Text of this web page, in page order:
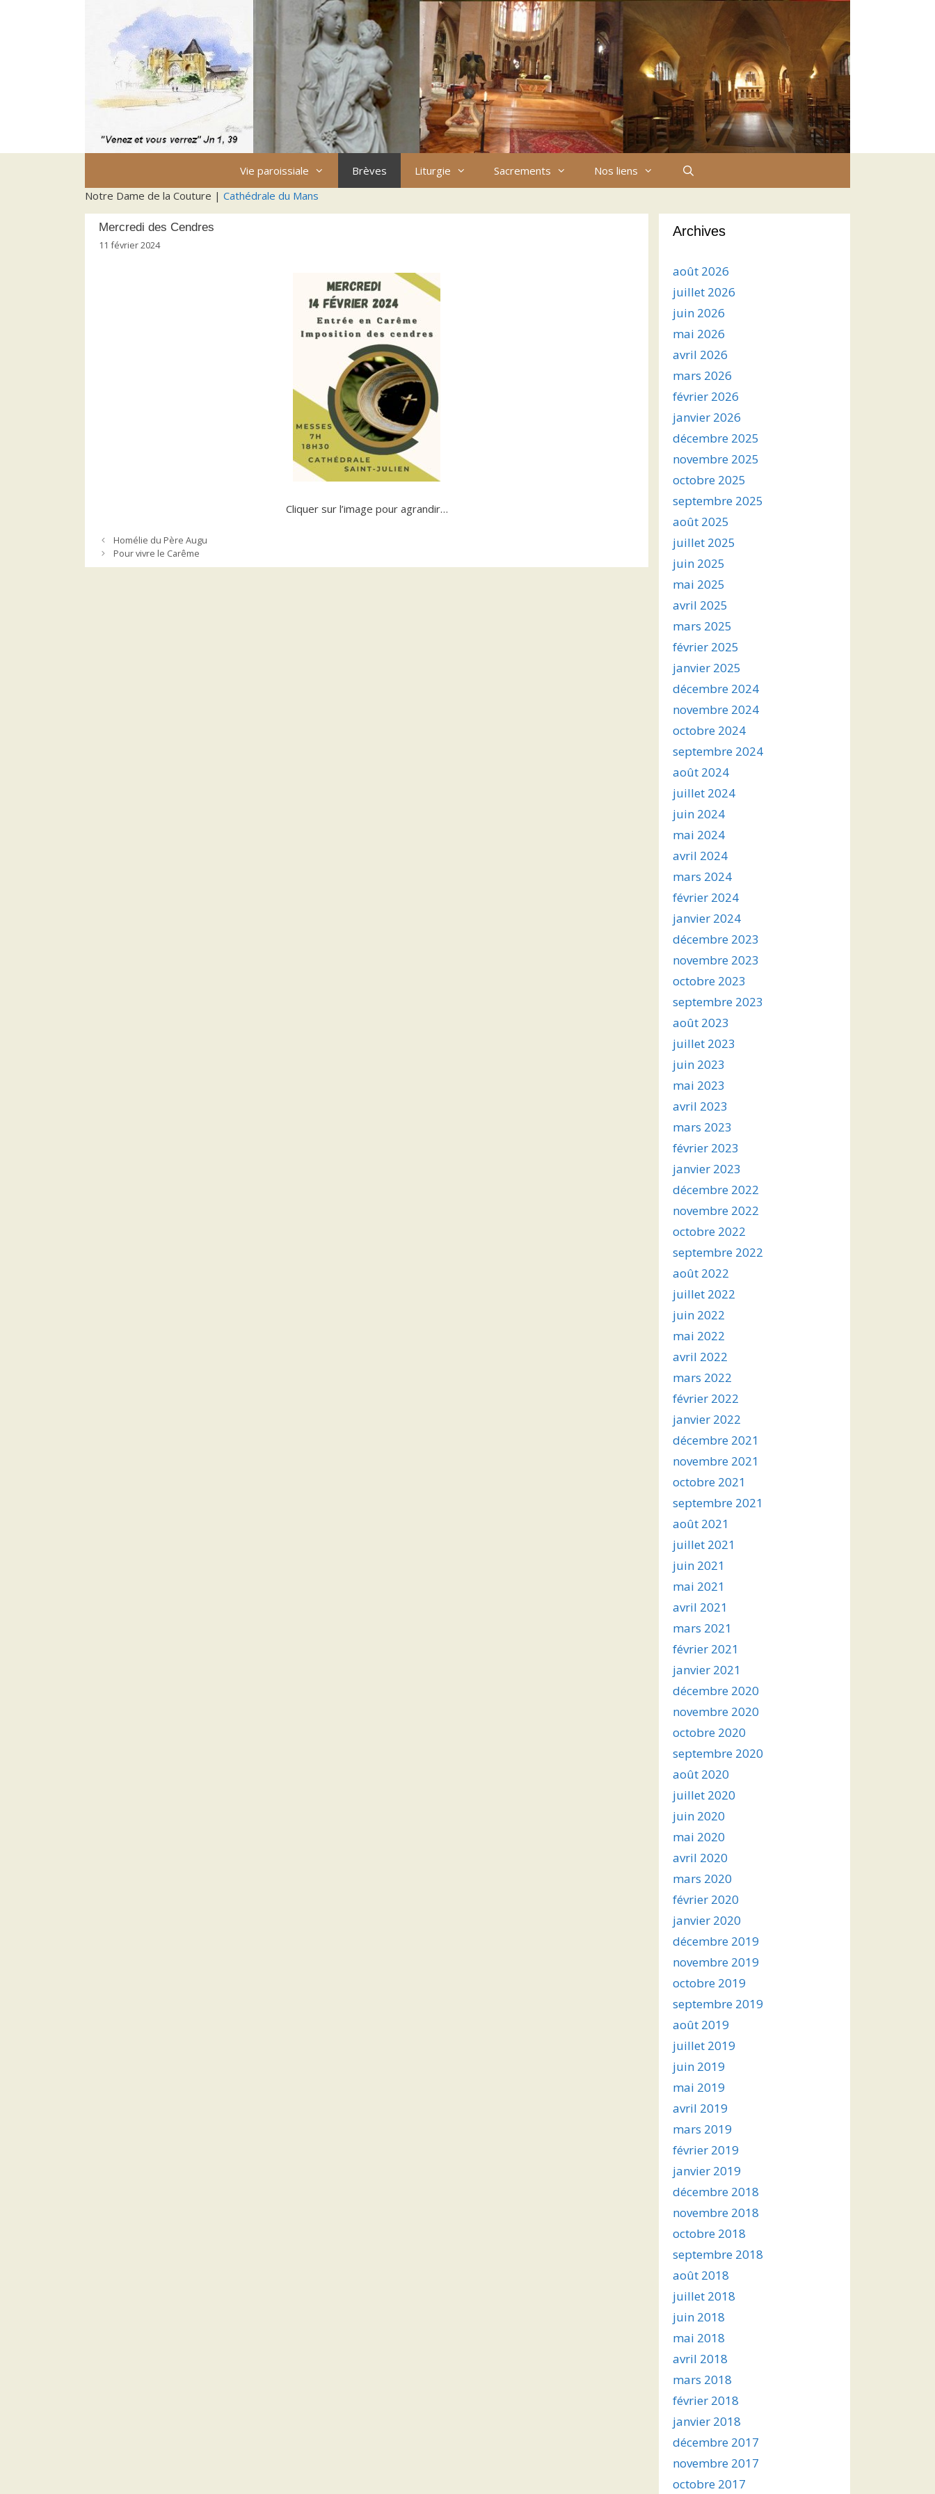
Vie paroissiale Brèves Liturgie Sacrements
Nos liens
Notre Dame de la Couture | Cathédrale du Mans
Mercredi des Cendres
11 février 2024
Cliquer sur l’image pour agrandir…
Homélie du Père Augu
Pour vivre le Carême
Archives
août 2026
juillet 2026
juin 2026
mai 2026
avril 2026
mars 2026
février 2026
janvier 2026
décembre 2025
novembre 2025
octobre 2025
septembre 2025
août 2025
juillet 2025
juin 2025
mai 2025
avril 2025
mars 2025
février 2025
janvier 2025
décembre 2024
novembre 2024
octobre 2024
septembre 2024
août 2024
juillet 2024
juin 2024
mai 2024
avril 2024
mars 2024
février 2024
janvier 2024
décembre 2023
novembre 2023
octobre 2023
septembre 2023
août 2023
juillet 2023
juin 2023
mai 2023
avril 2023
mars 2023
février 2023
janvier 2023
décembre 2022
novembre 2022
octobre 2022
septembre 2022
août 2022
juillet 2022
juin 2022
mai 2022
avril 2022
mars 2022
février 2022
janvier 2022
décembre 2021
novembre 2021
octobre 2021
septembre 2021
août 2021
juillet 2021
juin 2021
mai 2021
avril 2021
mars 2021
février 2021
janvier 2021
décembre 2020
novembre 2020
octobre 2020
septembre 2020
août 2020
juillet 2020
juin 2020
mai 2020
avril 2020
mars 2020
février 2020
janvier 2020
décembre 2019
novembre 2019
octobre 2019
septembre 2019
août 2019
juillet 2019
juin 2019
mai 2019
avril 2019
mars 2019
février 2019
janvier 2019
décembre 2018
novembre 2018
octobre 2018
septembre 2018
août 2018
juillet 2018
juin 2018
mai 2018
avril 2018
mars 2018
février 2018
janvier 2018
décembre 2017
novembre 2017
octobre 2017